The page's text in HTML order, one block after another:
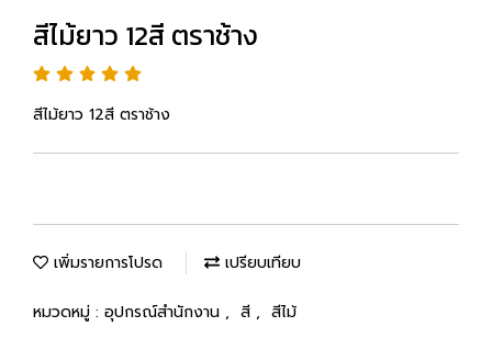
สีไม้ยาว 12สี ตราช้าง
สีไม้ยาว 12สี ตราช้าง
เพิ่มรายการโปรด เปรียบเทียบ
หมวดหมู่ : อุปกรณ์สำนักงาน , สี , สีไม้